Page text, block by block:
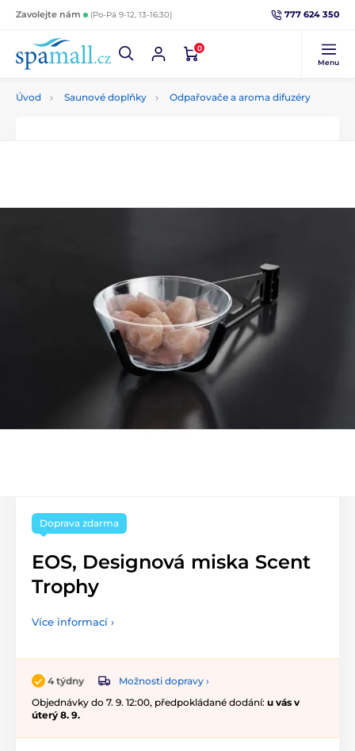
Zavolejte nám (Po-Pá 9-12, 13-16:30) 777 624 350
0
Menu
Úvod Saunové doplňky Odpařovače a aroma difuzéry
Doprava zdarma
EOS, Designová miska Scent
Trophy
Více informací ›
4 týdny
Možnosti dopravy ›
Objednávky do 7. 9. 12:00, předpokládané dodání: u vás v
úterý 8. 9.